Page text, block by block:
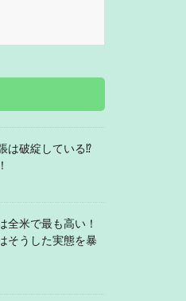
は破綻している⁉
全米で最も高い！
そうした実態を暴